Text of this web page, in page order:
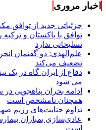
اخبار مروری
جزئیاتی جدید از توافق
توافق با پاکستان و
تسلیحاتی ندارد
علم‌الهدی: دو گفتمان
تضعیف می‌کند
دفاع از ایران گاه در یک
می شود
ادامه بحران پناهجویی
همچنان نامشخص است
تداوم جنایت‌های رژیم
عادی‌سازی بمباران
است